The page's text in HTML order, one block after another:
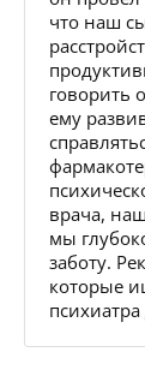
что наш
говорить
ему
врача,
мы
заботу.
которые